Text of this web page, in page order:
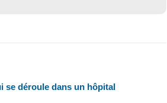
se déroule dans un hôpital